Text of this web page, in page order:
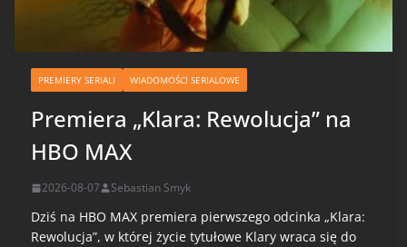
PREMIERY SERIALI WIADOMOŚCI SERIALOWE
Premiera „Klara: Rewolucja” na
HBO MAX
2026-08-07 Sebastian Smyk
Dziś na HBO MAX premiera pierwszego odcinka „Klara:
Rewolucja”, w której życie tytułowe Klary wraca się do